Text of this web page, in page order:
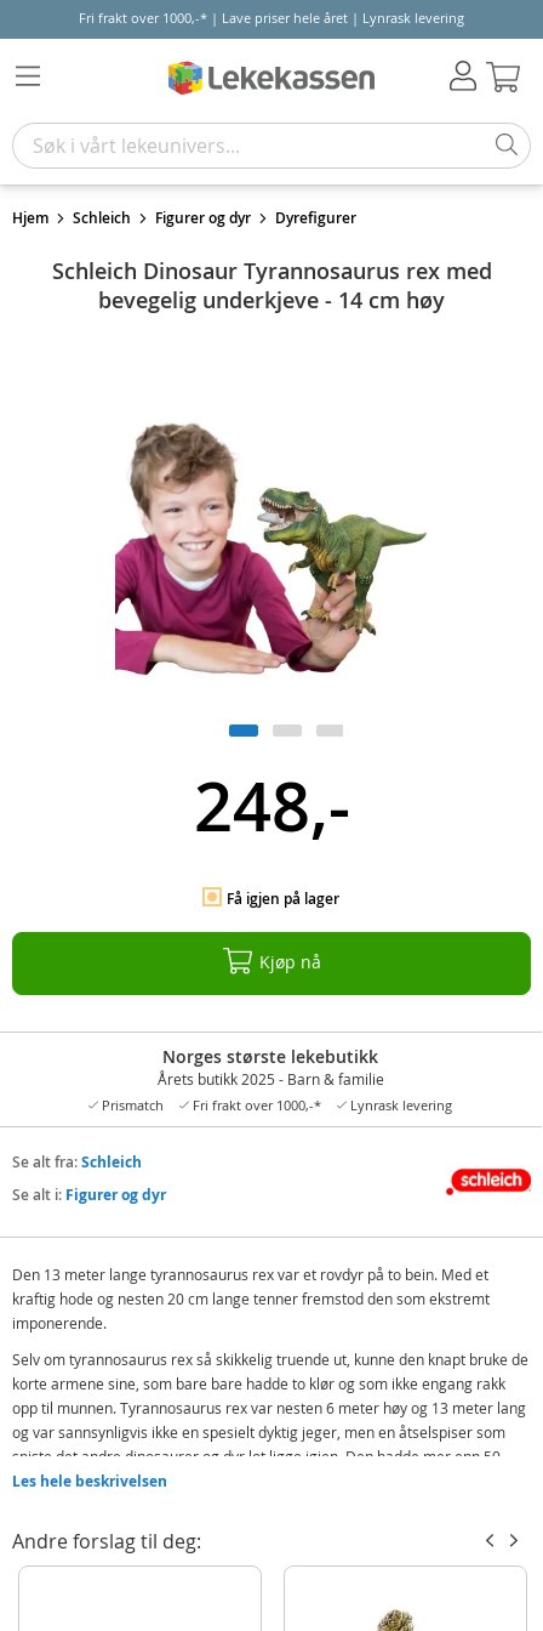
Fri frakt over 1000,-* | Lave priser hele året | Lynrask levering
Hjem Schleich Figurer og dyr Dyrefigurer
Schleich Dinosaur Tyrannosaurus rex med
bevegelig underkjeve - 14 cm høy
248,-
Få igjen på lager
Kjøp nå
Norges største lekebutikk
Årets butikk 2025 - Barn & familie
Prismatch Fri frakt over 1000,-* Lynrask levering
Se alt fra:Schleich
Se alt i: Figurer og dyr
Den 13 meter lange tyrannosaurus rex var et rovdyr på to bein. Med et
kraftig hode og nesten 20 cm lange tenner fremstod den som ekstremt
imponerende.
Selv om tyrannosaurus rex så skikkelig truende ut, kunne den knapt bruke de
korte armene sine, som bare bare hadde to klør og som ikke engang rakk
opp til munnen. Tyrannosaurus rex var nesten 6 meter høy og 13 meter lang
og var sannsynligvis ikke en spesielt dyktig jeger, men en åtselspiser som
spiste det andre dinosaurer og dyr lot ligge igjen. Den hadde mer enn 50
tenner, som var lengre enn 15 cm. Disse ble ikke brukt til å tygge med, men
fremover, slik at synsfeltet overlappet hverandre.
Hvis det kraftige rovdyret mistet en av sine dolkelignende tenner, vokste
Les hele beskrivelsen
Andre forslag til deg: